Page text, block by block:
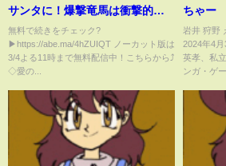
サンタに！爆撃竜馬は衝撃的な
姿で登場!?｜『#愛のハイエナ シ
ーズン3』毎週火曜よる11時〜
ニューヨーク×さらば青春の光
無料で続きをチェック?
▶https://abe.ma/4hZUIQT ノーカット版は
3/4よる11時まで無料配信中！こちらから⤴︎
◇愛の...
ちゃー
ルマス
岩井 狩野
2024年4
英孝、私
ンガ・ゲ